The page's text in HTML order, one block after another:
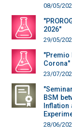
08/05/
2026"
29/05/
"Premio
Corona"
23/07/
BSM
28/06/